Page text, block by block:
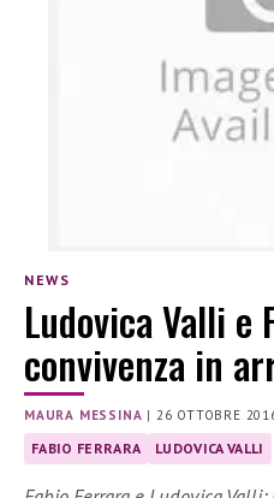
NEWS
Ludovica Valli e
convivenza in
MAURA MESSINA | 26 OTTOBRE
FABIO FERRARA LUDOVICA VALLI